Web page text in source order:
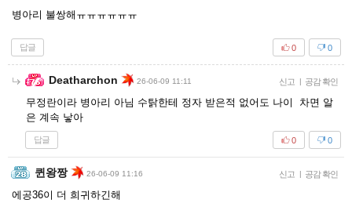
병아리 불쌍해ㅠㅠㅠㅠㅠㅠ
답글 0
0
Deatharchon 26-06-09 11:11 신고 | 공감 확인
무정란이라 병아리 아님 수탉한테 정자 받은적 없어도 나이 차면 알
은 계속 낳아
답글 0
0
퀸왕짱 26-06-09 11:16 신고 | 공감 확인
에공36이 더 희귀하긴해